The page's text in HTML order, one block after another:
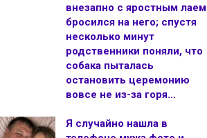
внезапно с яростным лаем
бросился на него; спустя
несколько минут
родственники поняли, что
собака пыталась
остановить церемонию
вовсе не из-за горя…
Я случайно нашла в